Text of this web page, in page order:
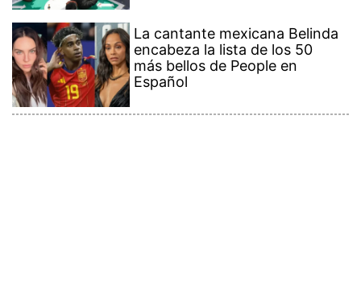
La cantante mexicana Belinda
encabeza la lista de los 50
más bellos de People en
Español